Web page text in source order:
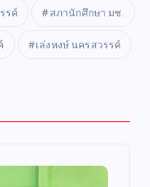
รค์ สภานักศึกษา มช.
เล่งหงษ์ นครสวรรค์